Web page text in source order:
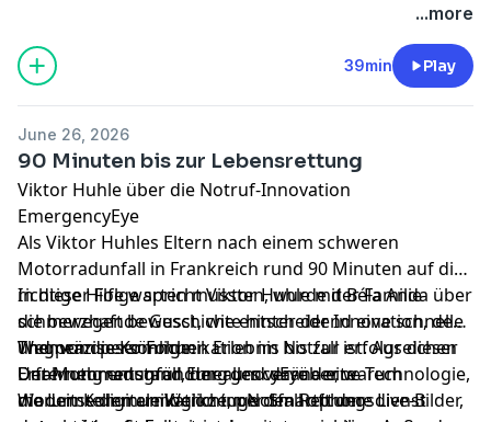
...more
39min Play
June 26, 2026
90 Minuten bis zur Lebensrettung
Viktor Huhle über die Notruf-Innovation
EmergencyEye
Als Viktor Huhles Eltern nach einem schweren
Motorradunfall in Frankreich rund 90 Minuten auf die
richtige Hilfe warten mussten, wurde der Familie
schmerzhaft bewusst, wie entscheidend eine schnelle
und präzise Kommunikation im Notfall ist. Aus dieser
Erfahrung entstand EmergencyEye – eine Technologie,
die Leitstellen ermöglicht, per Smartphone Live-Bilder,
In dieser Folge spricht Viktor Huhle mit Béla Anda über
die bewegende Geschichte hinter der Innovation, den
Weg vom persönlichen Erlebnis bis zur erfolgreichen
Unternehmensgründung und darüber, warum
moderne digitale Werkzeuge den Rettungsdienst
Themen dieser Folge:
Der Motorradunfall, der alles veränderte
Warum Kommunikation im Notfall oft der